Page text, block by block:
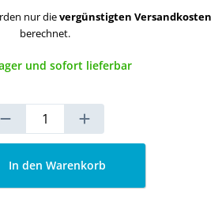
nur dievergünstigten Versandkosten
berechnet.
und sofort lieferbar
In den Warenkorb